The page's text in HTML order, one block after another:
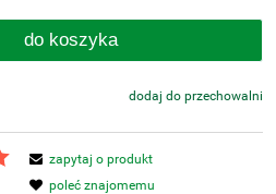
do koszyka
dodaj do przechowalni
zapytaj o produkt
poleć znajomemu